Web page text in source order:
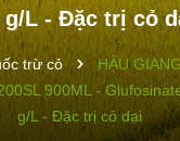
g/L - Đặc trị cỏ
trừ cỏ
HẬU
900ML -
g/L - Đặc trị cỏ dại